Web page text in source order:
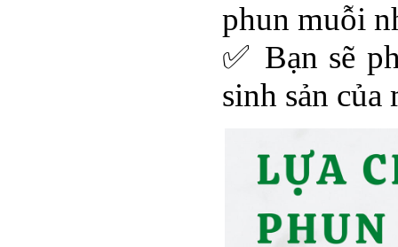
phun muỗi
✅ Bạn sẽ
sinh sản của